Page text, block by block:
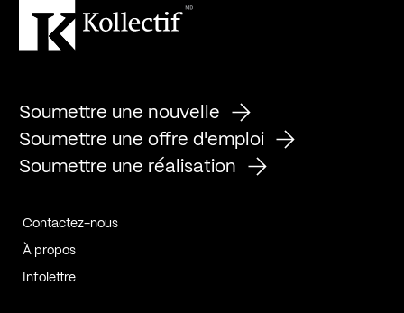
Soumettre une nouvelle
Soumettre une offre d'emploi
Soumettre une réalisation
Contactez-nous
À propos
Infolettre